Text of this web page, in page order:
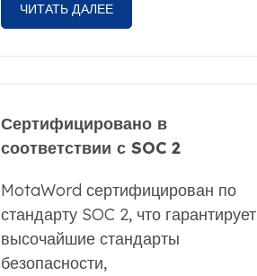
ЧИТАТЬ ДАЛЕЕ
Сертифицировано в
соответствии с SOC 2
MotaWord сертифицирован по
стандарту SOC 2, что гарантирует
высочайшие стандарты
безопасности,